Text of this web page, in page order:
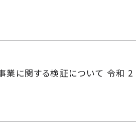
に関する検証について 令